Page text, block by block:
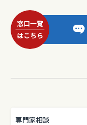
専門家相談